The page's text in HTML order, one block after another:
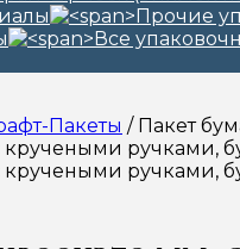
Пакеты / Пакет